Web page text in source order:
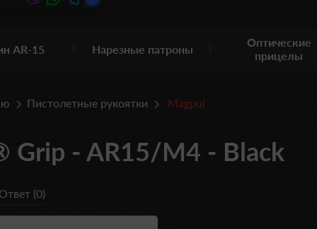
AR-15 Нарезные патроны
Оптические
прицелы
Пистолетные рукоятки Magpul
Grip - AR15/M4 - Black
(0)